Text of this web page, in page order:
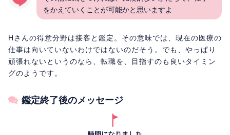
をかえていくことが可能かと思いますよ
Hさんの得意分野は接客と鑑定。その意味では、現在の医療の
仕事は向いていないわけではないのだそう。でも、やっぱり
頑張れないというのなら、転職を、目指すのも良いタイミン
グのようです。
鑑定終了後のメッセージ